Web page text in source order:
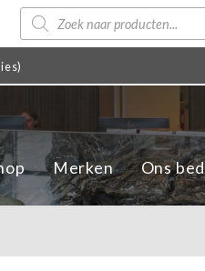
Producten
zoeken
Merken Ons